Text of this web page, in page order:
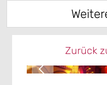
Zurück